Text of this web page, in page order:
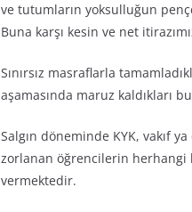
ve tutumların yoksulluğun
Buna karşı kesin ve net
Sınırsız masraflarla
aşamasında maruz kaldıkları
Salgın döneminde KYK, vakıf
zorlanan öğrencilerin herhangi
vermektedir.